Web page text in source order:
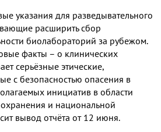
указания для разведывательного
расширить сбор
биолабораторий за рубежом.
факты – о клинических
серьёзные этические,
с безопасностью опасения в
инициатив в области
и национальной
вывод отчёта от 12 июня.